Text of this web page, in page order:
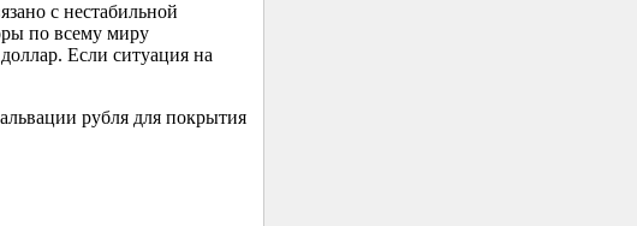
с нестабильной
по всему миру
Если ситуация на
рубля для покрытия